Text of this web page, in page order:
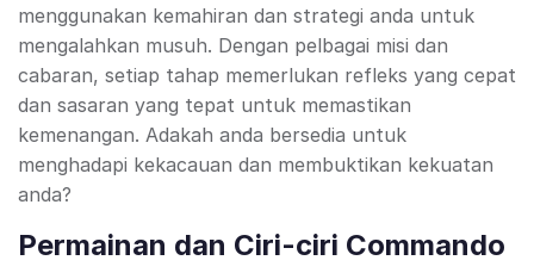
menggunakan kemahiran dan strategi anda untuk
mengalahkan musuh. Dengan pelbagai misi dan
cabaran, setiap tahap memerlukan refleks yang cepat
dan sasaran yang tepat untuk memastikan
kemenangan. Adakah anda bersedia untuk
menghadapi kekacauan dan membuktikan kekuatan
anda?
Permainan dan Ciri-ciri Commando